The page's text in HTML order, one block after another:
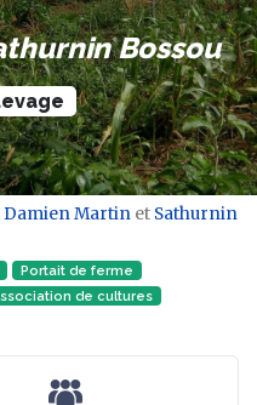
Bossou
Damien Martin et Sathurnin
Portait de ferme
de cultures